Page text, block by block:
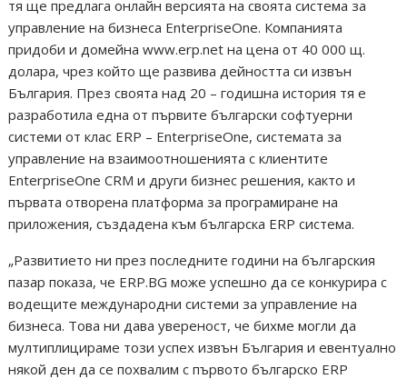
тя ще предлага онлайн версията на своята система за
управление на бизнеса EnterpriseOne. Компанията
придоби и домейна www.erp.net на цена от 40 000 щ.
долара, чрез който ще развива дейността си извън
България. През своята над 20 – годишна история тя е
разработила една от първите български софтуерни
системи от клас ERP – EnterpriseOne, системата за
управление на взаимоотношенията с клиентите
EnterpriseOne CRM и други бизнес решения, както и
първата отворена платформа за програмиране на
приложения, създадена към българска ERP система.
„Развитието ни през последните години на българския
пазар показа, че ERP.BG може успешно да се конкурира с
водещите международни системи за управление на
бизнеса. Това ни дава увереност, че бихме могли да
мултиплицираме този успех извън България и евентуално
някой ден да се похвалим с първото българско ERP